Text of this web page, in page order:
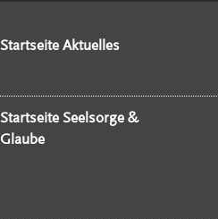
Startseite Aktuelles
Startseite Seelsorge &
Glaube